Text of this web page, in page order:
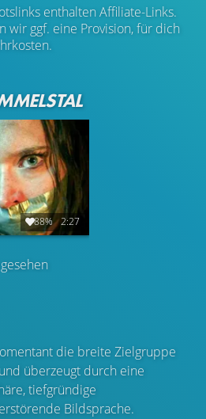
enthalten Affiliate-Links.
wir ggf. eine Provision, für dich
88% 2:27
gesehen
die breite Zielgruppe
überzeugt durch eine
tiefgründige
Bildsprache.